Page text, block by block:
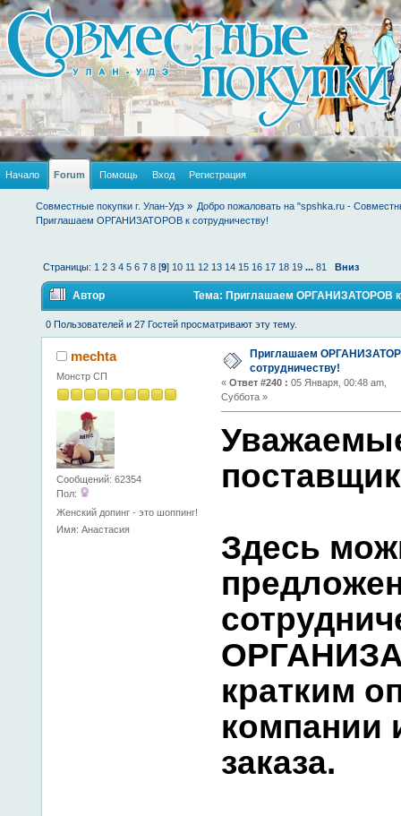
Начало Forum Помощь Вход Регистрация
Совместные покупки г. Улан-Удэ » Добро пожаловать на "spshka.ru -
Приглашаем ОРГАНИЗАТОРОВ к сотрудничеству!
Страницы: 1 2 3 4 5 6 7 8 [9] 10 11 12 13 14 15 16 17 18 19 ...81 Вниз
Автор Тема: Приглашаем ОРГАНИЗАТОРОВ к
раз)
0 Пользователей и 27 Гостей просматривают эту тему.
mechta
Монстр СП
Сообщений: 62354
Пол:
Женский допинг - это шоппинг!
Имя: Анастасия
Приглашаем
сотрудничеству!
« Ответ #240 : 05 Января, 00:48 am,
Суббота »
Здесь
кратким
компании
заказа.